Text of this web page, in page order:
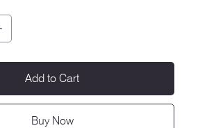
Add to Cart
Buy Now